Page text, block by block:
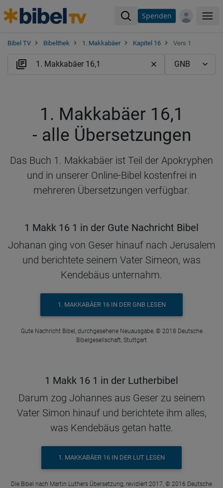
Spenden
Bibel TV Bibelthek 1. Makkabäer Kapitel 16 Vers 1
1. Makkabäer 16,1
- alle Übersetzungen
Das Buch 1. Makkabäer ist Teil der Apokryphen
und in unserer Online-Bibel kostenfrei in
mehreren Übersetzungen verfügbar.
1 Makk 16 1 in der Gute Nachricht Bibel
Johanan ging von Geser hinauf nach Jerusalem
und berichtete seinem Vater Simeon, was
Kendebäus unternahm.
1. MAKKABÄER 16 IN DER GNB LESEN
Gute Nachricht Bibel, durchgesehene Neuausgabe, © 2018 Deutsche
Bibelgesellschaft, Stuttgart
1 Makk 16 1 in der Lutherbibel
Darum zog Johannes aus Geser zu seinem
Vater Simon hinauf und berichtete ihm alles,
was Kendebäus getan hatte.
1. MAKKABÄER 16 IN DER LUT LESEN
Die Bibel nach Martin Luthers Übersetzung, revidiert 2017, © 2016 Deutsche